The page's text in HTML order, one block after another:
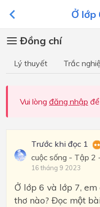
Ở lớp
Đồng chí
Lý thuyết Trắc
Vui lòng đăng nhập
Trước khi đọc 1
cuộc sống - Tập 2
16 tháng 9 2023
Ở lớp 6 và lớp 7,
thơ nào? Đọc một